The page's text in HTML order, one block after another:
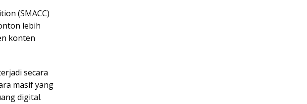
(SMACC)
lebih
konten
secara
masif yang
digital.